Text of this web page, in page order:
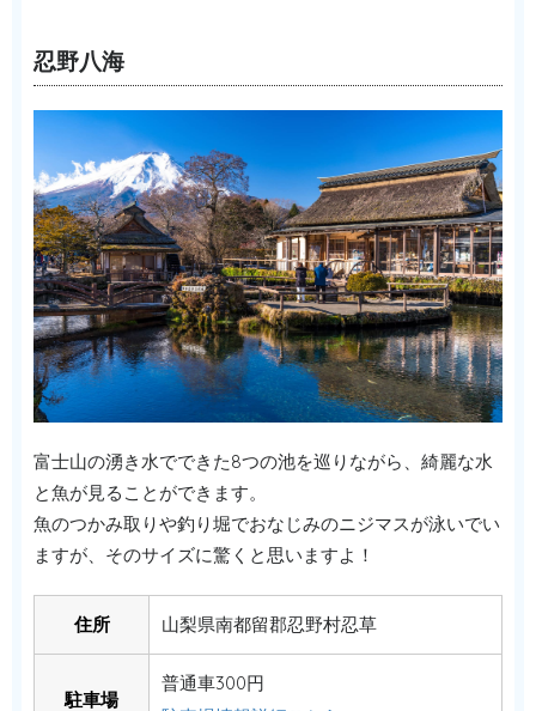
忍野八海
富士山の湧き水でできた8つの池を巡りながら、綺麗な水
と魚が見ることができます。
魚のつかみ取りや釣り堀でおなじみのニジマスが泳いでい
ますが、そのサイズに驚くと思いますよ！
住所 山梨県南都留郡忍野村忍草
駐車場
普通車300円